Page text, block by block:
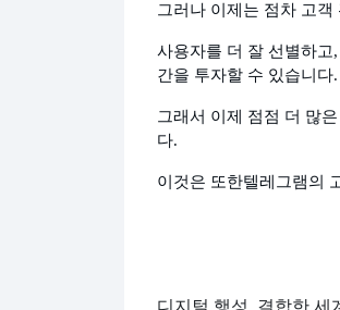
그러나 이제는 점차 고
사용자를 더 잘 선별하고
간을 투자할 수 있습니다.
그래서 이제 점점 더 많
다.
이것은 또한텔레그램의